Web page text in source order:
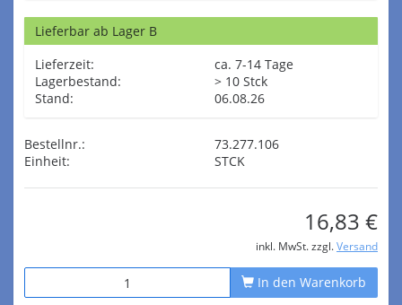
Lieferbar ab Lager B
Lieferzeit:
ca. 7-14 Tage
Lagerbestand:
> 10 Stck
Stand:
06.08.26
Bestellnr.:
73.277.106
Einheit:
STCK
16,83 €
inkl. MwSt. zzgl. Versand
In den Warenkorb